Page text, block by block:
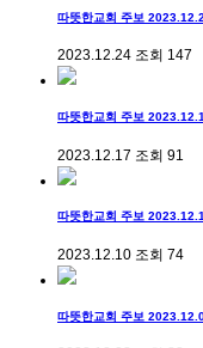
따뜻한교회 주보
2023.12.24 조회 147
따뜻한교회 주보
2023.12.17 조회 91
따뜻한교회 주보
2023.12.10 조회 74
따뜻한교회 주보